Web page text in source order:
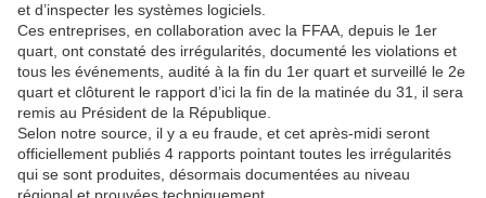
et d’inspecter les systèmes logiciels.
Ces entreprises, en collaboration avec la FFAA, depuis le 1er
quart, ont constaté des irrégularités, documenté les violations et
tous les événements, audité à la fin du 1er quart et surveillé le 2e
quart et clôturent le rapport d’ici la fin de la matinée du 31, il sera
remis au Président de la République.
Selon notre source, il y a eu fraude, et cet après-midi seront
officiellement publiés 4 rapports pointant toutes les irrégularités
qui se sont produites, désormais documentées au niveau